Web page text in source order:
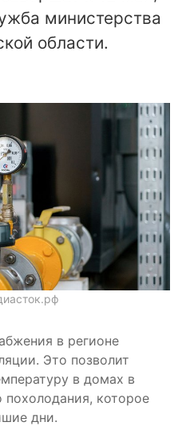
министерства
области.
в регионе
Это позволит
в домах в
похолодания, которое
дни.